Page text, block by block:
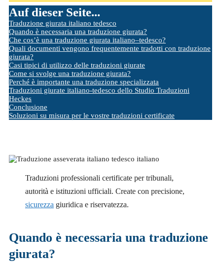
Auf dieser Seite...
Traduzione giurata italiano tedesco
Quando è necessaria una traduzione giurata?
Che cos’è una traduzione giurata italiano–tedesco?
Quali documenti vengono frequentemente tradotti con traduzione
giurata?
Casi tipici di utilizzo delle traduzioni giurate
Come si svolge una traduzione giurata?
Perché è importante una traduzione specializzata
Traduzioni giurate italiano-tedesco dello Studio Traduzioni
Heckes
Conclusione
Soluzioni su misura per le vostre traduzioni certificate
Traduzioni professionali certificate per tribunali,
autorità e istituzioni ufficiali. Create con precisione,
sicurezza giuridica e riservatezza.
Quando è necessaria una traduzione
giurata?